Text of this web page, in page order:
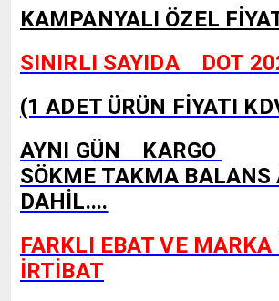
KAMPANYALI ÖZEL
SINIRLI SAYIDA DOT
(1 ADET ÜRÜN FİYATI
AYNI GÜN KARGO
SÖKME TAKMA BALANS
DAHİL....
FARKLI EBAT VE MARKA
İRTİBAT